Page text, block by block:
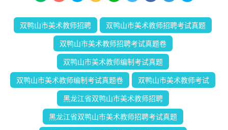
双鸭山市美术教师招聘 双鸭山市美术教师招聘考试真题
双鸭山市美术教师招聘考试真题卷
双鸭山市美术教师编制考试真题
双鸭山市美术教师编制考试真题卷 双鸭山市美术教师考试
黑龙江省双鸭山市美术教师招聘
黑龙江省双鸭山市美术教师招聘考试真题